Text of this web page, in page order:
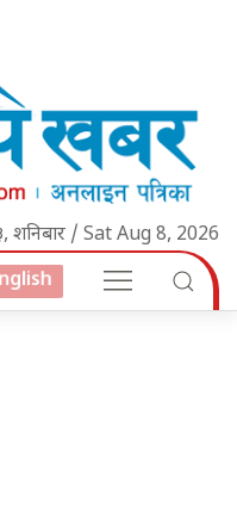
शनिबार / Sat Aug 8, 2026